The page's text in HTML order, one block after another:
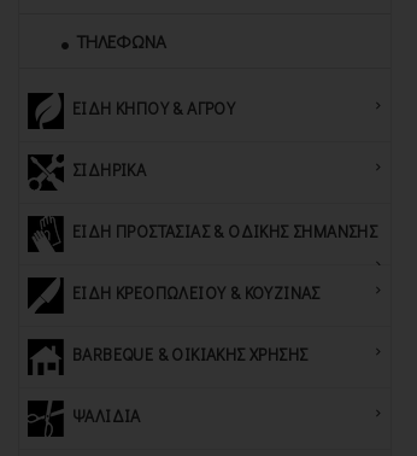
ΤΗΛΕΦΩΝΑ
ΕΙΔΗ ΚΗΠΟΥ & ΑΓΡΟΥ
ΣΙΔΗΡΙΚΑ
ΕΙΔΗ ΠΡΟΣΤΑΣΙΑΣ & ΟΔΙΚΗΣ ΣΗΜΑΝΣΗΣ
ΕΙΔΗ ΚΡΕΟΠΩΛΕΙΟΥ & ΚΟΥΖΙΝΑΣ
BARBEQUE & ΟΙΚΙΑΚΗΣ ΧΡΗΣΗΣ
ΨΑΛΙΔΙΑ